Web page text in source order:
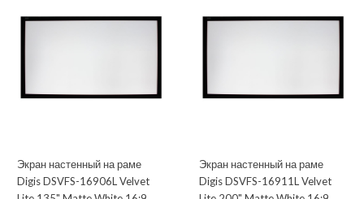
Экран настенный на раме
Digis DSVFS-16906L Velvet
Экран настенный на раме
Digis DSVFS-16911L Velvet